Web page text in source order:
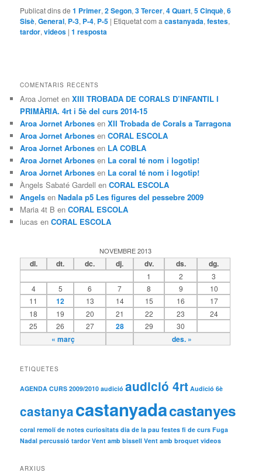
Publicat dins de 1 Primer,2 Segon,3 Tercer,4 Quart,5 Cinquè,6
Sisè,General, P-3, P-4, P-5 | Etiquetat com a castanyada,festes,
tardor,videos |1 resposta
COMENTARIS RECENTS
Aroa Jornet enXIII TROBADA DE CORALS D’INFANTIL I
PRIMÀRIA. 4rt i 5è del curs 2014-15
Aroa Jornet Arbones enXII Trobada de Corals a Tarragona
Aroa Jornet Arbones enCORAL ESCOLA
Aroa Jornet Arbones en LA COBLA
Aroa Jornet Arbones en La coral té nom i logotip!
Aroa Jornet Arbones en La coral té nom i logotip!
Àngels Sabaté Gardell enCORAL ESCOLA
Angels enNadala p5 Les figures del pessebre 2009
Maria 4t B enCORAL ESCOLA
lucas enCORAL ESCOLA
NOVEMBRE 2013
dl. dt. dc. dj. dv. ds. dg.
« març des. »
1 2
3
4
5 6 7 8 9
10
11
12 13 14 15 16
17
18
19 20 21 22 23
24
25
26 27 28 29 30
ETIQUETES
AGENDA CURS 2009/2010 audició audició 4rt Audició 6è
castanyacastanyadacastanyes
coral remolí de notes curiositats dia de la pau festes fi de curs Fuga
Nadal percussió tardor Vent amb bissell Vent amb broquet videos
ARXIUS